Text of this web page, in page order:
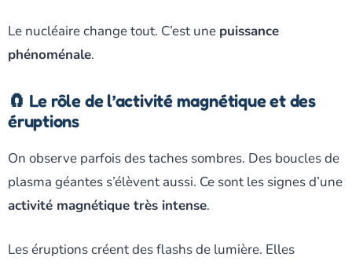
Le nucléaire change tout. C’est une puissance
phénoménale.
🧲 Le rôle de l’activité magnétique et des
éruptions
On observe parfois des taches sombres. Des boucles de
plasma géantes s’élèvent aussi. Ce sont les signes d’une
activité magnétique très intense.
Les éruptions créent des flashs de lumière. Elles